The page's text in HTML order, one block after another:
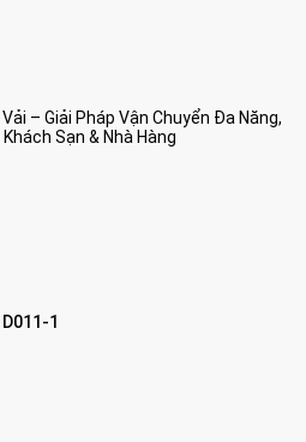
– Giải Pháp Vận Chuyển Đa Năng,
Khách Sạn & Nhà Hàng
1